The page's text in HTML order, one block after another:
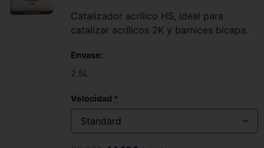
Catalizador acrílico HS, ideal para
catalizar acrílicos 2K y barnices bicapa.
Envase
2.5L
Velocidad *